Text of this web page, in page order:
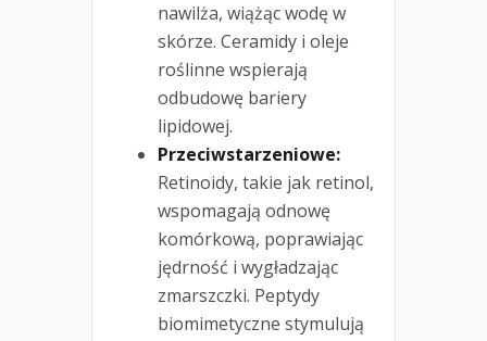
nawilża, wiążąc wodę w
skórze. Ceramidy i oleje
roślinne wspierają
odbudowę bariery
lipidowej.
Przeciwstarzeniowe:
Retinoidy, takie jak retinol,
wspomagają odnowę
komórkową, poprawiając
jędrność i wygładzając
zmarszczki. Peptydy
biomimetyczne stymulują